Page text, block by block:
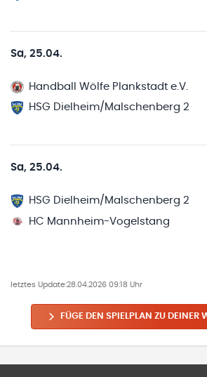
Sa, 25.04.
Handball Wölfe Plankstadt e.V.
HSG Dielheim/Malschenberg 2
Sa, 25.04.
HSG Dielheim/Malschenberg 2
HC Mannheim-Vogelstang
letztes Update:28.04.2026 09:18 Uhr
FÜGE DEN SPIELPLAN ZU DEINER